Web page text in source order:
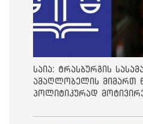
საია: ტრასბურგის
ამაღლობელის მიმართ
პოლიტიკურად